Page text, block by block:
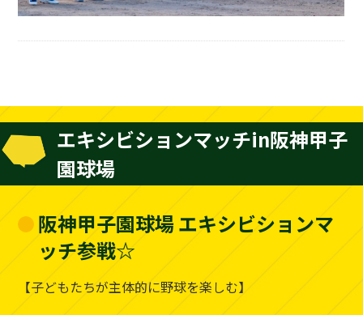
エキシビションマッチin阪神甲子
園球場
阪神甲子園球場 エキシビションマ
ッチ参戦☆
【子どもたちが主体的に野球を楽しむ】